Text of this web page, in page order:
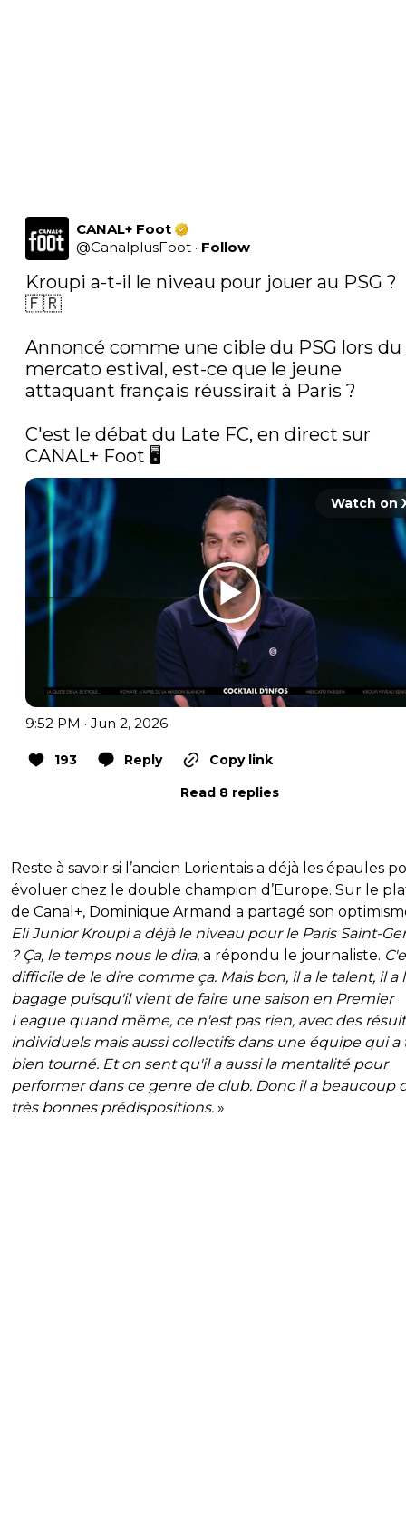
CANAL+ Foot
@CanalplusFoot · Follow
Kroupi a-t-il le niveau pour jouer au PSG ?
🇫🇷
Annoncé comme une cible du PSG lors du
mercato estival, est-ce que le jeune
attaquant français réussirait à Paris ?
C'est le débat du Late FC, en direct sur
CANAL+ Foot 🖥️
Watch on
9:52 PM · Jun 2, 2026
193 Reply
Copy link
Read 8 replies
Reste à savoir si l’ancien Lorientais a déjà les épaules
évoluer chez le double champion d’Europe. Sur le
de Canal+, Dominique Armand a partagé son
Eli Junior Kroupi a déjà le niveau pour le Paris Saint-
? Ça, le temps nous le dira, a répondu le journaliste.
difficile de le dire comme ça. Mais bon, il a le talent, il a
bagage puisqu'il vient de faire une saison en Premier
League quand même, ce n'est pas rien, avec des
individuels mais aussi collectifs dans une équipe qui a
bien tourné. Et on sent qu'il a aussi la mentalité pour
performer dans ce genre de club. Donc il a beaucoup
très bonnes prédispositions. »